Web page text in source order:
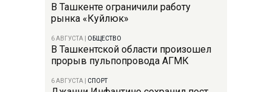
В Ташкенте ограничили работу
рынка «Куйлюк»
6 АВГУСТА ОБЩЕСТВО
В Ташкентской области произошел
прорыв пульпопровода АГМК
6 АВГУСТА СПОРТ